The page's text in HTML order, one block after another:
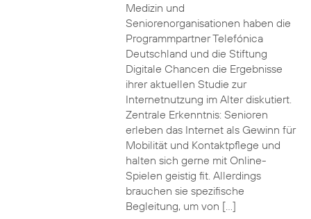
Medizin und
Seniorenorganisationen haben die
Programmpartner Telefónica
Deutschland und die Stiftung
Digitale Chancen die Ergebnisse
ihrer aktuellen Studie zur
Internetnutzung im Alter diskutiert.
Zentrale Erkenntnis: Senioren
erleben das Internet als Gewinn für
Mobilität und Kontaktpflege und
halten sich gerne mit Online-
Spielen geistig fit. Allerdings
brauchen sie spezifische
Begleitung, um von […]